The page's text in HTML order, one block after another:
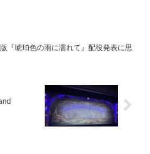
『琥珀色の雨に濡れて』配役発表に思